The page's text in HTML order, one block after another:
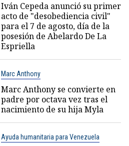
Iván Cepeda anunció su primer
acto de "desobediencia civil"
para el 7 de agosto, día de la
posesión de Abelardo De La
Espriella
Marc Anthony
Marc Anthony se convierte en
padre por octava vez tras el
nacimiento de su hija Myla
Ayuda humanitaria para Venezuela